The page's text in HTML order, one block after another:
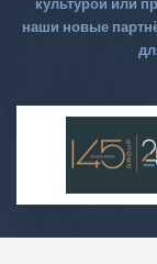
наши новые